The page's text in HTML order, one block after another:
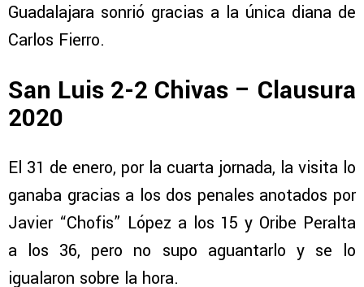
Guadalajara sonrió gracias a la única diana de
Carlos Fierro.
San Luis 2-2 Chivas – Clausura
2020
El 31 de enero, por la cuarta jornada, la visita lo
ganaba gracias a los dos penales anotados por
Javier “Chofis” López a los 15 y Oribe Peralta
a los 36, pero no supo aguantarlo y se lo
igualaron sobre la hora.